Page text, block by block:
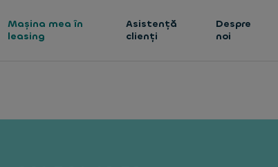
Mașina mea în
leasing
Asistență
clienți
Despre
noi